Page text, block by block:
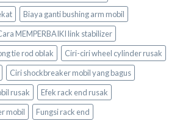
Biaya ganti bushing arm mobil
MEMPERBAIKI link stabilizer
tie rod oblak
Ciri-ciri wheel cylinder rusak
Ciri shockbreaker mobil yang bagus
rusak
Efek rack end rusak
mobil
Fungsi rack end